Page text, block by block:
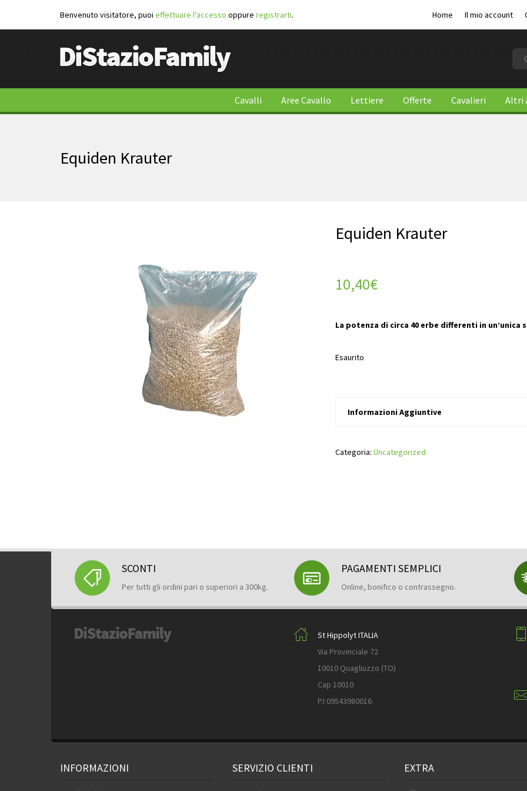
Benvenuto visitatore, puoi effettuare l'accesso oppure registrarti. Home Il mio account
Cavalli Aree Cavallo Lettiere Offerte Cavalieri Altri
Equiden Krauter
Equiden Krauter
10,40€
La potenza di circa 40 erbe differenti in un’unica
Esaurito
Informazioni Aggiuntive
Categoria: Uncategorized
SCONTI
Per tutti gli ordini pari o superiori a 300kg.
PAGAMENTI SEMPLICI
Online, bonifico o contrassegno.
St Hippolyt ITALIA
Via Provinciale 72
10010 Quagliuzzo (TO)
Cap 10010
P.I 09543980016
INFORMAZIONI SERVIZIO CLIENTI EXTRA